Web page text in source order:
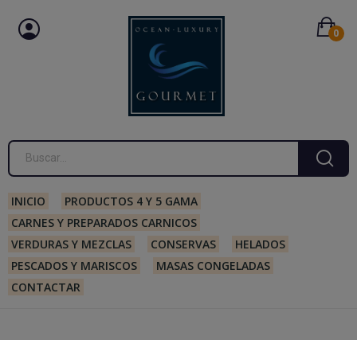
0
INICIO
PRODUCTOS 4 Y 5 GAMA
CARNES Y PREPARADOS CARNICOS
VERDURAS Y MEZCLAS
CONSERVAS
HELADOS
PESCADOS Y MARISCOS
MASAS CONGELADAS
CONTACTAR